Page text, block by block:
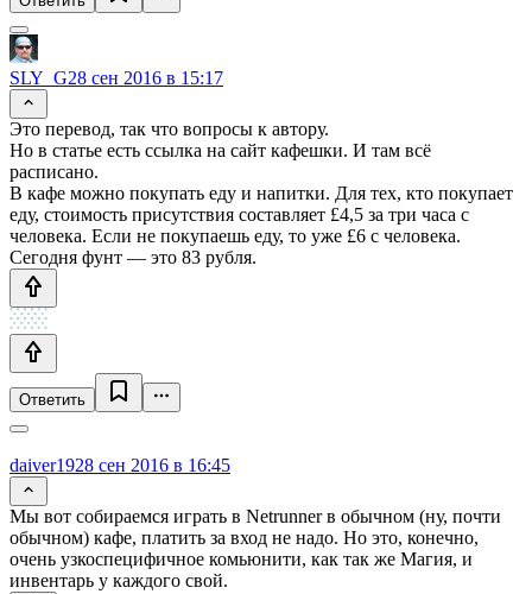
SLY_G28 сен 2016 в 15:17
Это перевод, так что вопросы к автору.
Но в статье есть ссылка на сайт кафешки. И там всё
расписано.
В кафе можно покупать еду и напитки. Для тех, кто покупает
еду, стоимость присутствия составляет £4,5 за три часа с
человека. Если не покупаешь еду, то уже £6 с человека.
Сегодня фунт — это 83 рубля.
Ответить
daiver1928 сен 2016 в 16:45
Мы вот собираемся играть в Netrunner в обычном (ну, почти
обычном) кафе, платить за вход не надо. Но это, конечно,
очень узкоспецифичное комьюнити, как так же Магия, и
инвентарь у каждого свой.